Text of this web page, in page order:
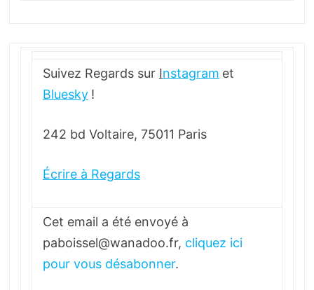
Suivez Regards sur Instagram et
Bluesky !
242 bd Voltaire, 75011 Paris
Écrire à Regards
Cet email a été envoyé à
paboissel@wanadoo.fr, cliquez ici
pour vous désabonner.